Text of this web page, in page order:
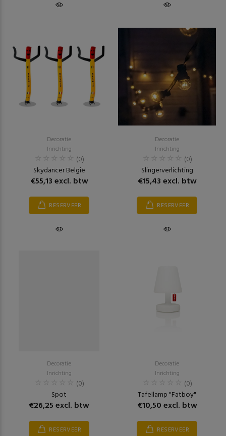
Decoratie
Inrichting
(0)
Skydancer België
€55,13 excl. btw
RESERVEER
Decoratie
Inrichting
(0)
Slingerverlichting
€15,43 excl. btw
RESERVEER
Decoratie
Inrichting
(0)
Spot
€26,25 excl. btw
RESERVEER
Decoratie
Inrichting
(0)
Tafellamp "Fatboy"
€10,50 excl. btw
RESERVEER